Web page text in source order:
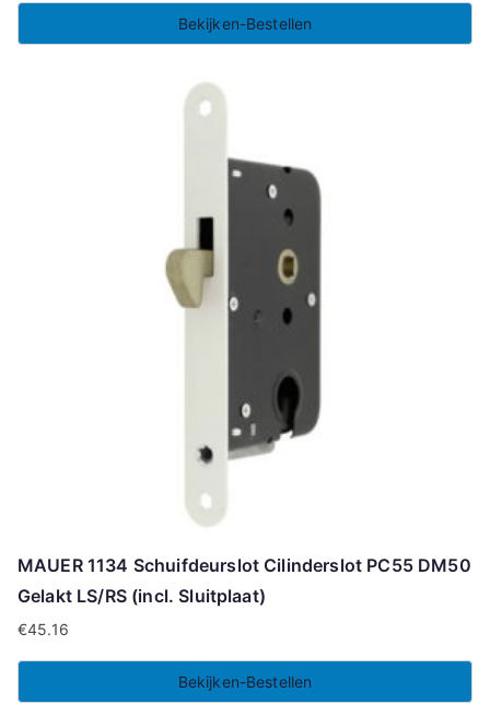
Bekijken-Bestellen
MAUER 1134 Schuifdeurslot Cilinderslot PC55 DM50
Gelakt LS/RS (incl. Sluitplaat)
€45.16
Bekijken-Bestellen